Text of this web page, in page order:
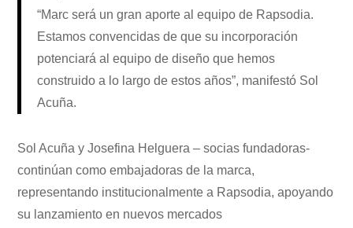
“Marc será un gran aporte al equipo de Rapsodia.
Estamos convencidas de que su incorporación
potenciará al equipo de diseño que hemos
construido a lo largo de estos años”, manifestó Sol
Acuña.
Sol Acuña y Josefina Helguera – socias fundadoras-
continúan como embajadoras de la marca,
representando institucionalmente a Rapsodia, apoyando
su lanzamiento en nuevos mercados